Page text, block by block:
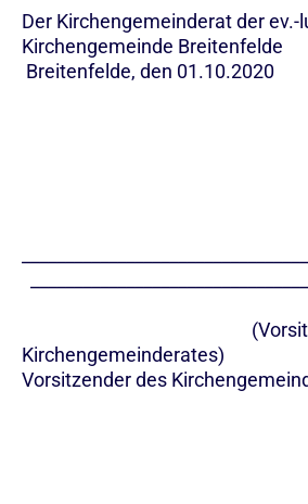
Der Kirchengemeinderat der ev.-
Kirchengemeinde
Breitenfelde, den 01.10.2020
Vorsitzender des